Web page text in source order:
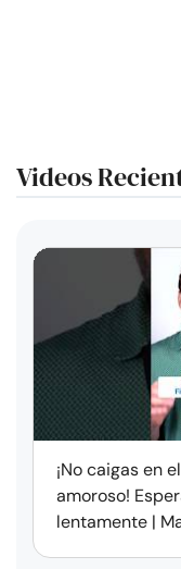
Videos
¡No caigas en
amoroso!
lentamente |